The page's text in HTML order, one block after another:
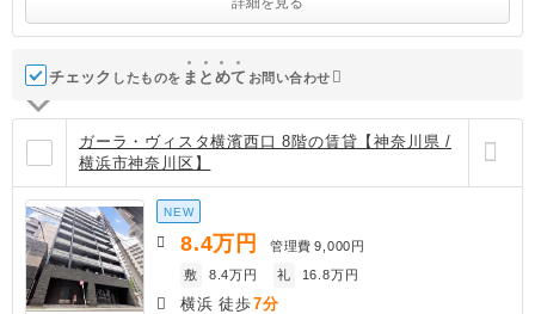
チェック したものを ま と めて お問い合わせ
ガーラ・ヴィスタ横濱西口 8階の賃貸【神奈川県 /
横浜市神奈川区】
NEW
8.4万円 管理費 9,000円
敷
8.4万円 礼 16.8万円
横浜 徒歩7分